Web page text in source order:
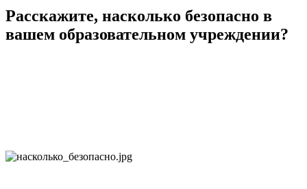
Расскажите, насколько безопасно в
вашем образовательном учреждении?